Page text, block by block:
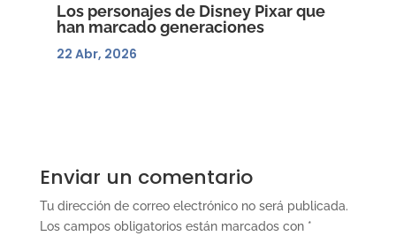
Los personajes de Disney Pixar que
han marcado generaciones
22 Abr, 2026
Enviar un comentario
Tu dirección de correo electrónico no será publicada.
Los campos obligatorios están marcados con *